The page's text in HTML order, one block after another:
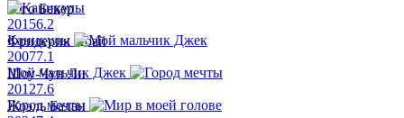
Юго Бекер
Фридерик Ноай
Шоу-Чун Ли
Жоэль Балан
20156.2
Каникулы
20077.1
Мой мальчик Джек
20127.6
Город мечты